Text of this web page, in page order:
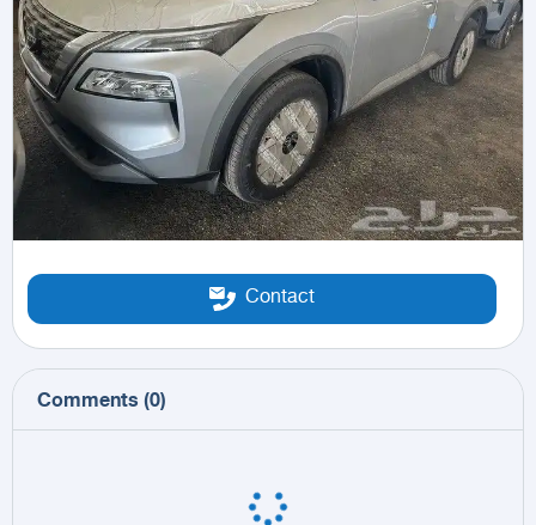
Contact
Comments (0)